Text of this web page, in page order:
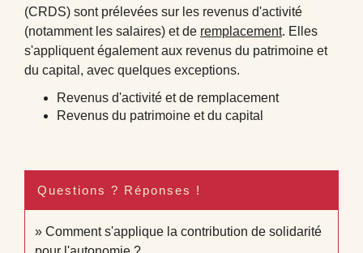
(CRDS) sont prélevées sur les revenus d'activité
(notamment les salaires) et de remplacement. Elles
s'appliquent également aux revenus du patrimoine et
du capital, avec quelques exceptions.
Revenus d'activité et de remplacement
Revenus du patrimoine et du capital
Questions ? Réponses !
Comment s'applique la contribution de solidarité